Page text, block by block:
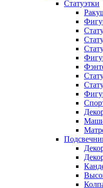
Статуэтки